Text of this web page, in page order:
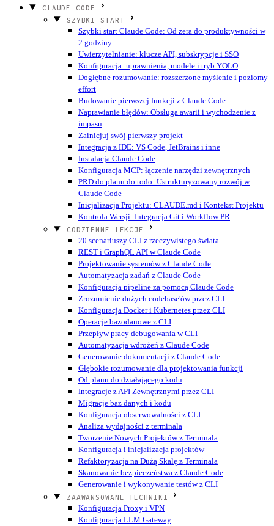
CLAUDE CODE
SZYBKI START
Szybki start Claude Code: Od zera do produktywności w
2 godziny
Uwierzytelnianie: klucze API, subskrypcje i SSO
Konfiguracja: uprawnienia, modele i tryb YOLO
Dogłębne rozumowanie: rozszerzone myślenie i poziomy
effort
Budowanie pierwszej funkcji z Claude Code
Naprawianie błędów: Obsługa awarii i wychodzenie z
impasu
Zainicjuj swój pierwszy projekt
Integracja z IDE: VS Code, JetBrains i inne
Instalacja Claude Code
Konfiguracja MCP: łączenie narzędzi zewnętrznych
PRD do planu do todo: Ustrukturyzowany rozwój w
Claude Code
Inicjalizacja Projektu: CLAUDE.md i Kontekst Projektu
Kontrola Wersji: Integracja Git i Workflow PR
CODZIENNE LEKCJE
20 scenariuszy CLI z rzeczywistego świata
REST i GraphQL API w Claude Code
Projektowanie systemów z Claude Code
Automatyzacja zadań z Claude Code
Konfiguracja pipeline za pomocą Claude Code
Zrozumienie dużych codebase'ów przez CLI
Konfiguracja Docker i Kubernetes przez CLI
Operacje bazodanowe z CLI
Przepływ pracy debugowania w CLI
Automatyzacja wdrożeń z Claude Code
Generowanie dokumentacji z Claude Code
Głębokie rozumowanie dla projektowania funkcji
Od planu do działającego kodu
Integracje z API Zewnętrznymi przez CLI
Migracje baz danych i kodu
Konfiguracja obserwowalności z CLI
Analiza wydajności z terminala
Tworzenie Nowych Projektów z Terminala
Konfiguracja i inicjalizacja projektów
Refaktoryzacja na Dużą Skalę z Terminala
Skanowanie bezpieczeństwa z Claude Code
Generowanie i wykonywanie testów z CLI
ZAAWANSOWANE TECHNIKI
Konfiguracja Proxy i VPN
Konfiguracja LLM Gateway